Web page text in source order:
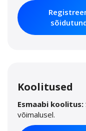
Koolitused
Esmaabi koolitus:
võimalusel.